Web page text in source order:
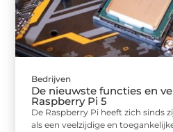
Bedrijven
De nieuwste functies en
Raspberry Pi 5
De Raspberry Pi heeft zich sinds
als een veelzijdige en